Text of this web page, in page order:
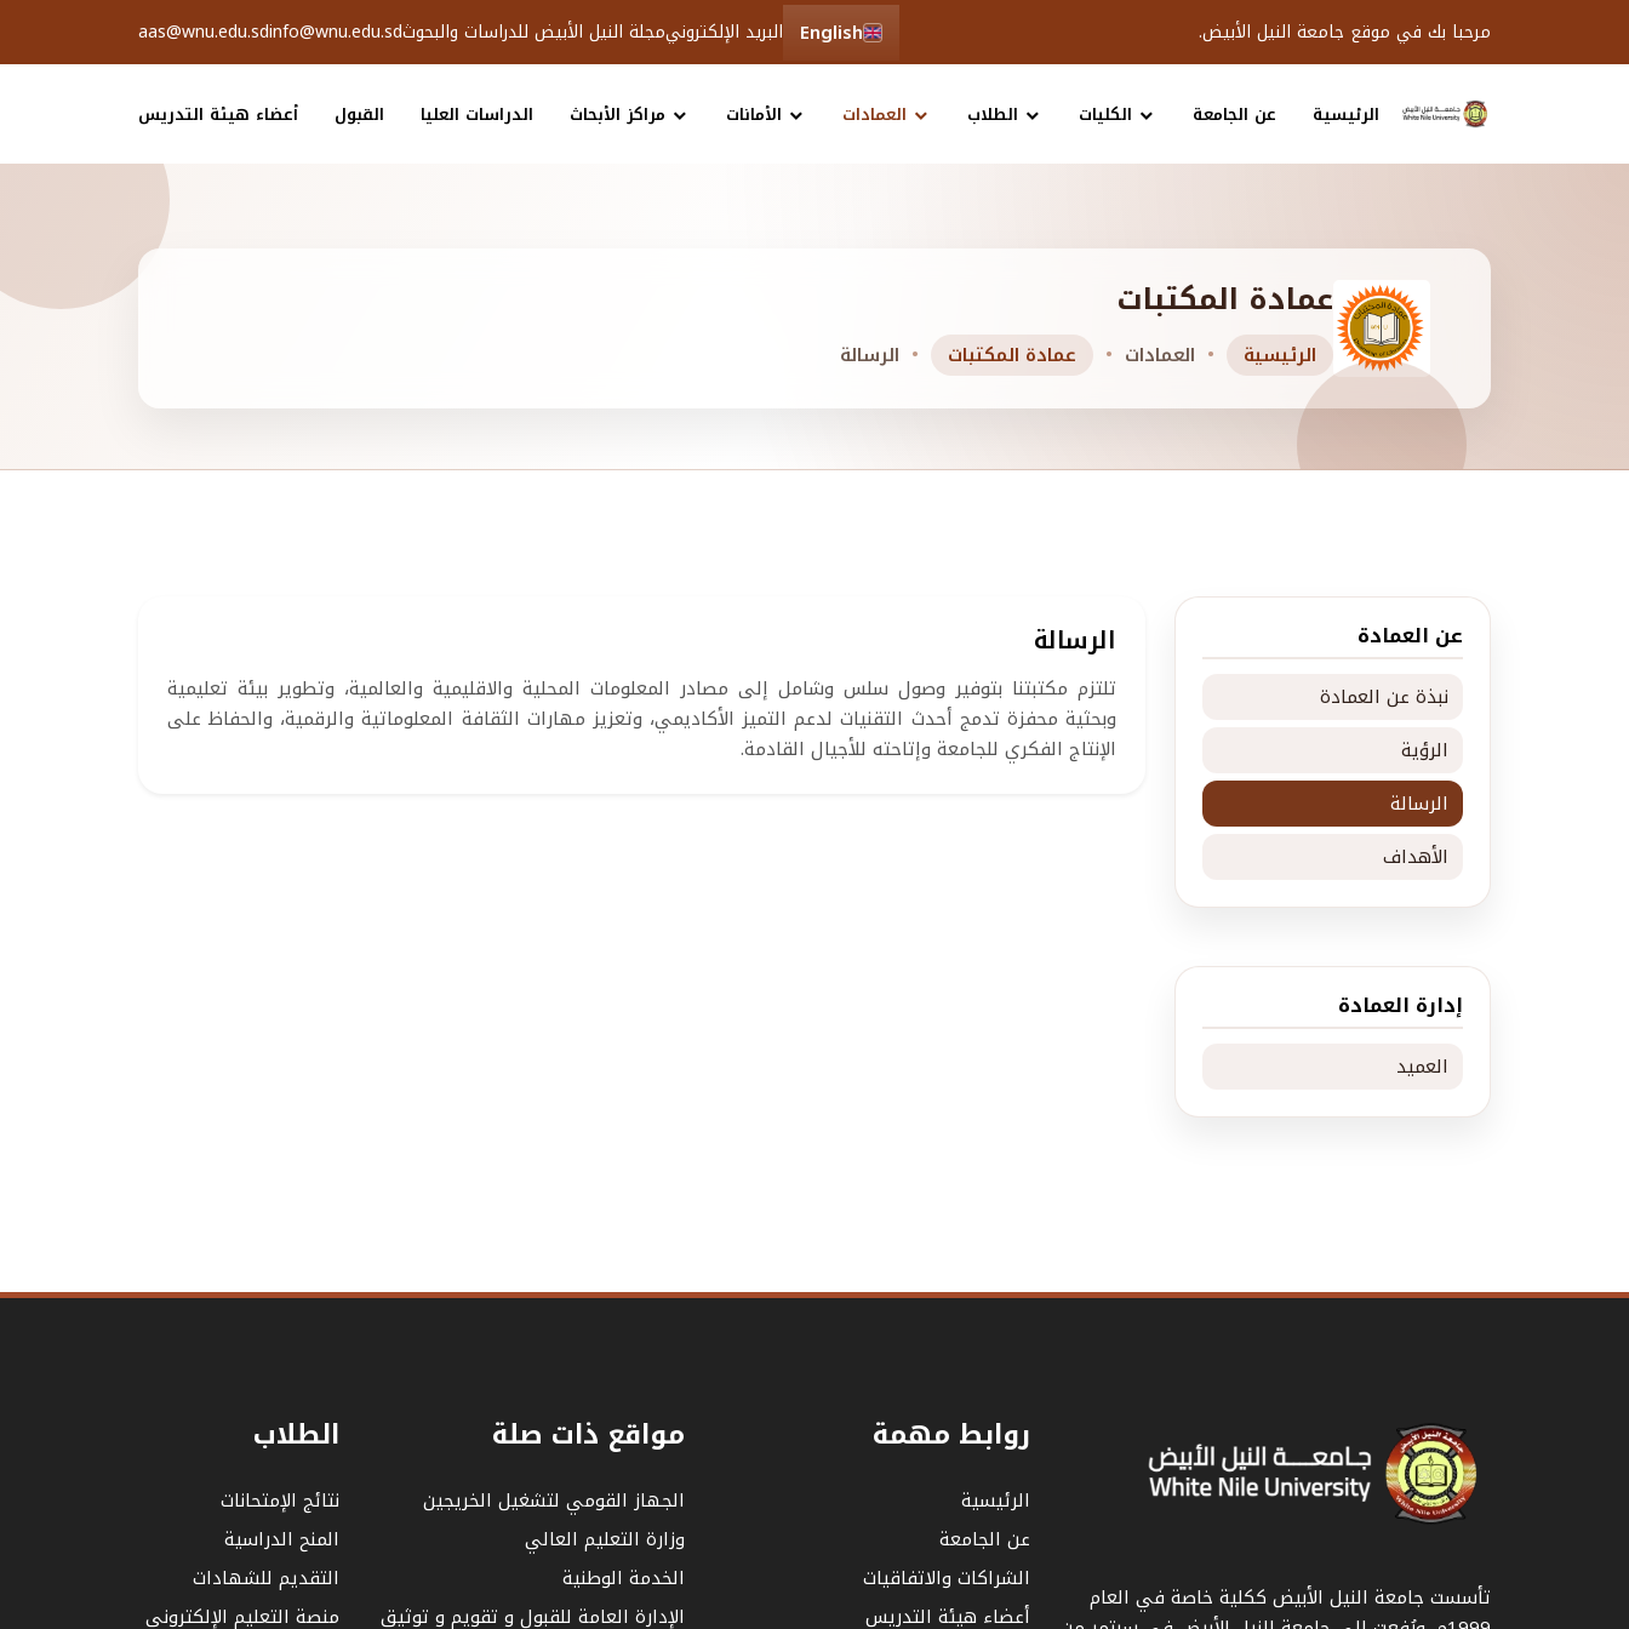
مرحبا بك في موقع جامعة النيل الأبيض. English البريد الإلكترونيمجلة النيل الأبيض للدراسات والبحوثinfo@wnu.edu.sd
aas@wnu.edu.sd
الرئيسية عن الجامعة الكليات الطلاب العمادات الأمانات مراكز الأبحاث الدراسات العليا القبول أعضاء هيئة التدريس
عمادة المكتبات
الرئيسية العمادات عمادة المكتبات الرسالة
عن العمادة
نبذة عن العمادة
الرؤية
الرسالة
الأهداف
إدارة العمادة
العميد
الرسالة
تلتزم مكتبتنا بتوفير وصول سلس وشامل إلى مصادر المعلومات المحلية والاقليمية والعالمية، وتطوير بيئة تعليمية
وبحثية محفزة تدمج أحدث التقنيات لدعم التميز الأكاديمي، وتعزيز مهارات الثقافة المعلوماتية والرقمية، والحفاظ على
الإنتاج الفكري للجامعة وإتاحته للأجيال القادمة.
تأسست جامعة النيل الأبيض ككلية خاصة في العام
روابط مهمة
الرئيسية
عن الجامعة
الشراكات والاتفاقيات
أعضاء هيئة التدريس
مواقع ذات صلة
الجهاز القومي لتشغيل الخريجين
وزارة التعليم العالي
الخدمة الوطنية
الإدارة العامة للقبول و تقويم و توثيق
الطلاب
نتائج الإمتحانات
المنح الدراسية
التقديم للشهادات
منصة التعليم الإلكتروني